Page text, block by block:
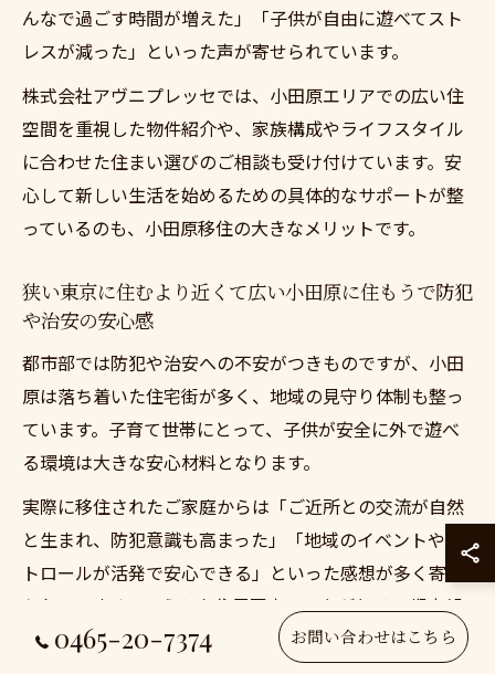
んなで過ごす時間が増えた」「子供が自由に遊べてスト
レスが減った」といった声が寄せられています。
株式会社アヴニプレッセでは、小田原エリアでの広い住
空間を重視した物件紹介や、家族構成やライフスタイル
に合わせた住まい選びのご相談も受け付けています。安
心して新しい生活を始めるための具体的なサポートが整
っているのも、小田原移住の大きなメリットです。
狭い東京に住むより近くて広い小田原に住もうで防犯
や治安の安心感
都市部では防犯や治安への不安がつきものですが、小田
原は落ち着いた住宅街が多く、地域の見守り体制も整っ
ています。子育て世帯にとって、子供が安全に外で遊べ
る環境は大きな安心材料となります。
実際に移住されたご家庭からは「ご近所との交流が自然
と生まれ、防犯意識も高まった」「地域のイベントやパ
トロールが活発で安心できる」といった感想が多く寄せ
られています。こうした住民同士のつながりは、都市部
では得がたいメリットです。
0465-20-7374 お問い合わせはこちら